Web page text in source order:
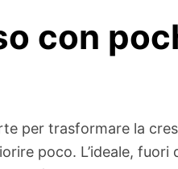
con
per trasformare la
poco. L’ideale,